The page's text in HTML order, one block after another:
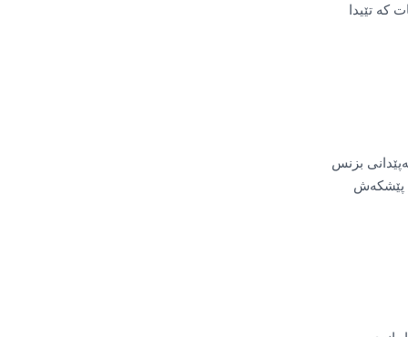
کە تێیدا
بزنس
پێشکەش